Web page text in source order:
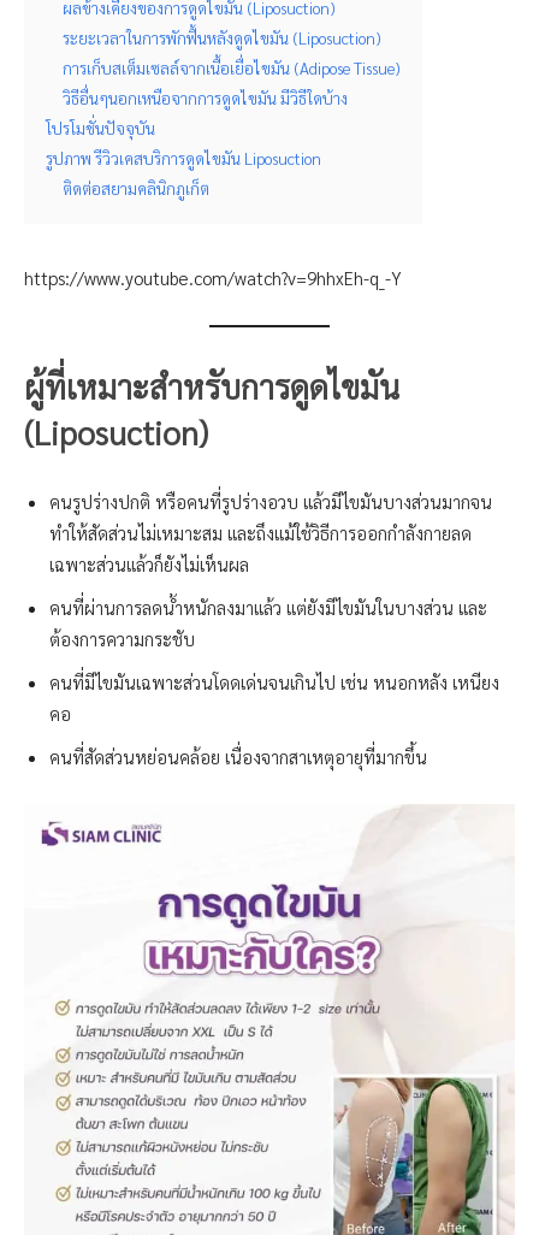
ผลข้างเคียงของการดูดไขมัน (Liposuction)
ระยะเวลาในการพักฟื้นหลังดูดไขมัน (Liposuction)
การเก็บสเต็มเซลล์จากเนื้อเยื่อไขมัน (Adipose Tissue)
วิธีอื่นๆนอกเหนือจากการดูดไขมัน มีวิธีใดบ้าง
โปรโมชั่นปัจจุบัน
รูปภาพ รีวิวเคสบริการดูดไขมัน Liposuction
ติดต่อสยามคลินิกภูเก็ต
https://www.youtube.com/watch?v=9hhxEh-q_-Y
ผู้ที่เหมาะสำหรับการดูดไขมัน
(Liposuction)
คนรูปร่างปกติ หรือคนที่รูปร่างอวบ แล้วมีไขมันบางส่วนมากจน
ทำให้สัดส่วนไม่เหมาะสม และถึงแม้ใช้วิธีการออกกำลังกายลด
เฉพาะส่วนแล้วก็ยังไม่เห็นผล
คนที่ผ่านการลดน้ำหนักลงมาแล้ว แต่ยังมีไขมันในบางส่วน และ
ต้องการความกระชับ
คนที่มีไขมันเฉพาะส่วนโดดเด่นจนเกินไป เช่น หนอกหลัง เหนียง
คอ
คนที่สัดส่วนหย่อนคล้อย เนื่องจากสาเหตุอายุที่มากขึ้น